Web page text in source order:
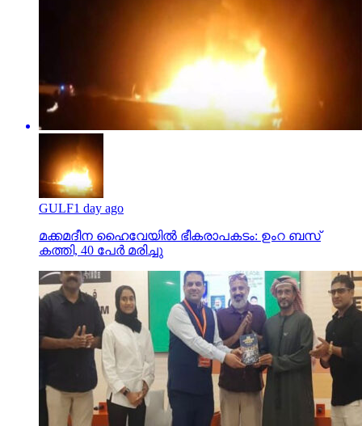
GULF1 day ago
മക്കമദീന ഹൈവേയില്‍ ഭീകരാപകടം: ഉംറ ബസ്
കത്തി, 40 പേര്‍ മരിച്ചു